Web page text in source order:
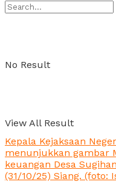
No Result
View All Result
Kepala Kejaksaan
menunjukkan gambar
keuangan Desa
(31/10/25) Siang. (foto: